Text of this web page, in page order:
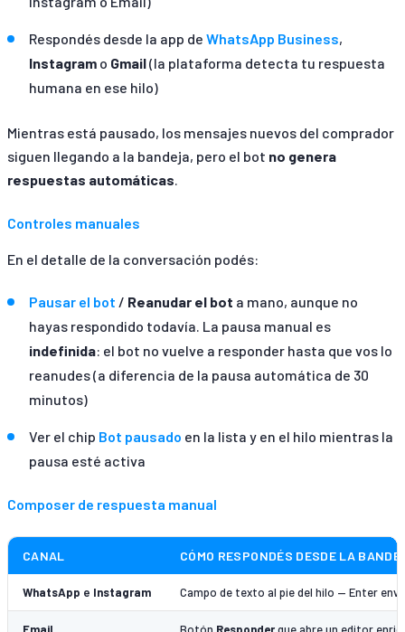
Respondés desde la app de WhatsApp Business,
Instagram o Gmail(la plataforma detecta tu respuesta
humana en ese hilo)
Mientras está pausado, los mensajes nuevos del comprador
siguen llegando a la bandeja, pero el bot no genera
respuestas automáticas
Controles manuales
En el detalle de la conversación podés:
Pausar el bot / Reanudar el bot a mano, aunque no
hayas respondido todavía. La pausa manual es
indefinida: el bot no vuelve a responder hasta que vos lo
reanudes (a diferencia de la pausa automática de 30
minutos)
Ver el chip Bot pausado en la lista y en el hilo mientras la
pausa esté activa
Composer de respuesta manual
CANAL CÓMO RESPONDÉS DESDE LA
WhatsApp e Instagram Campo de texto al pie del hilo — Enter
Email Botón Responderque abre un editor